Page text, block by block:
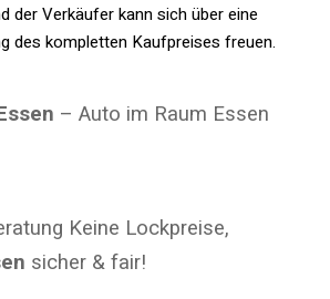
der Verkäufer kann sich über eine
des kompletten Kaufpreises freuen.
– Auto im Raum Essen
Keine Lockpreise,
sicher & fair!